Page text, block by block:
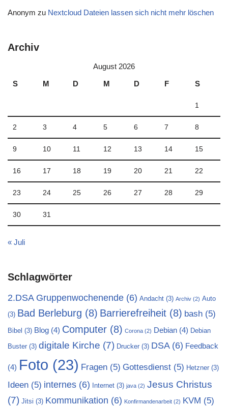
Anonym zu Nextcloud Dateien lassen sich nicht mehr löschen
Archiv
August 2026
S
M D M D F S
1
2 3 4 5 6 7 8
9 10 11 12 13 14 15
16 17 18 19 20 21 22
23 24 25 26 27 28 29
30 31
« Juli
Schlagwörter
2.DSA Gruppenwochenende (6) Andacht (3) Archiv (2) Auto
(3) Bad Berleburg (8) Barrierefreiheit (8) bash (5)
Bibel (3) Blog (4) Computer (8) Corona (2) Debian (4) Debian
Buster (3) digitale Kirche (7) Drucker (3) DSA(6) Feedback
(4) Foto (23) Fragen (5) Gottesdienst (5) Hetzner (3)
Ideen (5) internes (6) Internet (3) java (2) Jesus Christus
(7) Jitsi (3) Kommunikation (6) Konfirmandenarbeit (2) KVM (5)